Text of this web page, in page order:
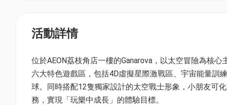
活動詳情
位於AEON荔枝角店一樓的Ganarova，以太空冒險為核
六大特色遊戲區，包括4D虛擬星際激戰區、宇宙能量訓
球。同時搭配12隻獨家設計的太空戰士形象，小朋友可
務，實現「玩樂中成長」的體驗目標。